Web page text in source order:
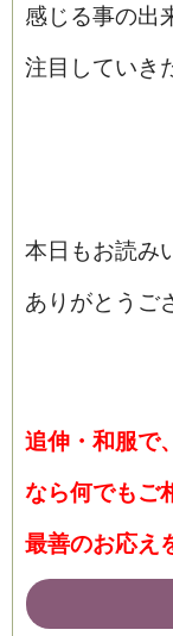
感じる事の出
注目していき
本日もお読み
ありがとう
追伸・和服で
なら何でもご
最善のお応え